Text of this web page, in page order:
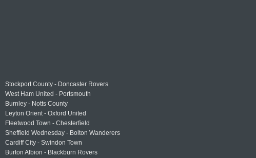
Stockport County - Doncaster Rovers
West Ham United - Portsmouth
Burnley - Notts County
Leyton Orient - Oxford United
Fleetwood Town - Chesterfield
Sheffield Wednesday - Bolton Wanderers
Cardiff City - Swindon Town
Burton Albion - Blackburn Rovers